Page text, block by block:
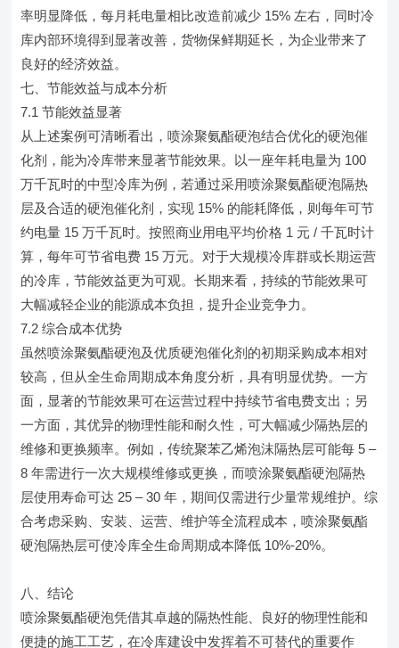
率明显降低，每月耗电量相比改造前减少 15% 左右，同时冷
库内部环境得到显著改善，货物保鲜期延长，为企业带来了
良好的经济效益。
七、节能效益与成本分析
7.1 节能效益显著
从上述案例可清晰看出，喷涂聚氨酯硬泡结合优化的硬泡催
化剂，能为冷库带来显著节能效果。以一座年耗电量为 100
万千瓦时的中型冷库为例，若通过采用喷涂聚氨酯硬泡隔热
层及合适的硬泡催化剂，实现 15% 的能耗降低，则每年可节
约电量 15 万千瓦时。按照商业用电平均价格 1 元 / 千瓦时计
算，每年可节省电费 15 万元。对于大规模冷库群或长期运营
的冷库，节能效益更为可观。长期来看，持续的节能效果可
大幅减轻企业的能源成本负担，提升企业竞争力。
7.2 综合成本优势
虽然喷涂聚氨酯硬泡及优质硬泡催化剂的初期采购成本相对
较高，但从全生命周期成本角度分析，具有明显优势。一方
面，显著的节能效果可在运营过程中持续节省电费支出；另
一方面，其优异的物理性能和耐久性，可大幅减少隔热层的
维修和更换频率。例如，传统聚苯乙烯泡沫隔热层可能每 5 –
8 年需进行一次大规模维修或更换，而喷涂聚氨酯硬泡隔热
层使用寿命可达 25 – 30 年，期间仅需进行少量常规维护。综
合考虑采购、安装、运营、维护等全流程成本，喷涂聚氨酯
硬泡隔热层可使冷库全生命周期成本降低 10%-20%。
八、结论
喷涂聚氨酯硬泡凭借其卓越的隔热性能、良好的物理性能和
便捷的施工工艺，在冷库建设中发挥着不可替代的重要作